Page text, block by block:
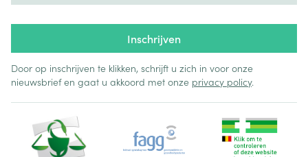
Inschrijven
Door op inschrijven te klikken, schrijft u zich in voor onze
nieuwsbrief en gaat u akkoord met onze privacy policy.